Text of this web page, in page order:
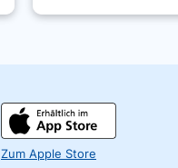
Zum Apple Store